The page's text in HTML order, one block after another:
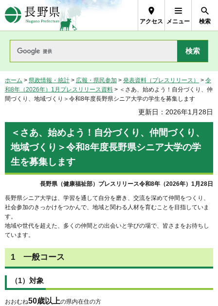
長野県Nagano Prefecture
アクセス メニュー 検索
ホーム > 県政情報・統計 > 広報・県民参加 > 発表資料（プレスリリース） > 令
和8年（2026年）1月プレスリリース資料 > ＜さあ、始めよう！自分づくり、仲
間づくり、地域づくり＞令和8年度長野県シニア大学の学生を募集します
更新日：2026年1月28日
＜さあ、始めよう！自分づくり、仲間づくり、
地域づくり＞令和8年度長野県シニア大学の学
生を募集します
長野県（健康福祉部）プレスリリース令和8年（2026年）1月28日
長野県シニア大学は、学習を通して自分を磨き、交流を深めて仲間をつくり、
社会参加のきっかけをつかんで、地域と関わる人材を育むことを目指していま
す。
地域や世代を超えた、多くの仲間との出会いと学びの場で、皆さまをお待ちし
ています。
1 一般コース
（1）対象
おおむね50歳以上の県内在住の方